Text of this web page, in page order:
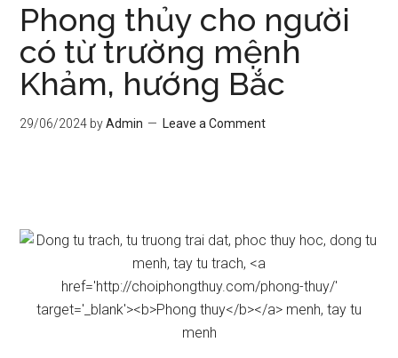
Phong thủy cho người
có từ trường mệnh
Khảm, hướng Bắc
29/06/2024 byAdmin Leave a Comment